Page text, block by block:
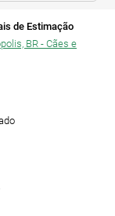
de Estimação
BR - Cães e